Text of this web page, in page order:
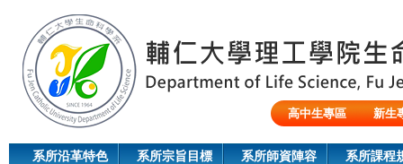
高中生專區
新生
系所沿革特色 系所宗旨目標 系所師資陣容 系所課程